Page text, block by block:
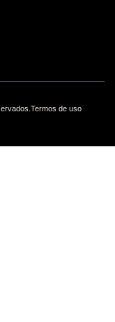
Termos de uso